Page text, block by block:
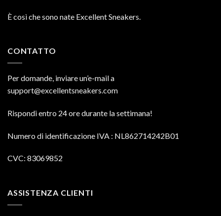
È così che sono nate Excellent Sneakers.
CONTATTO
Per domande, inviare un’e-mail a
support@excellentsneakers.com
Rispondi entro 24 ore durante la settimana!
Numero di identificazione IVA : NL862714242B01
CVC: 83069852
ASSISTENZA CLIENTI